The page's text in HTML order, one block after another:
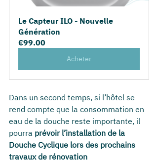
Le Capteur ILO - Nouvelle
Génération
€99.00
Acheter
Dans un second temps, si l’hôtel se
rend compte que la consommation en
eau de la douche reste importante, il
pourra prévoir l’installation de la
Douche Cyclique lors des prochains
travaux de rénovation